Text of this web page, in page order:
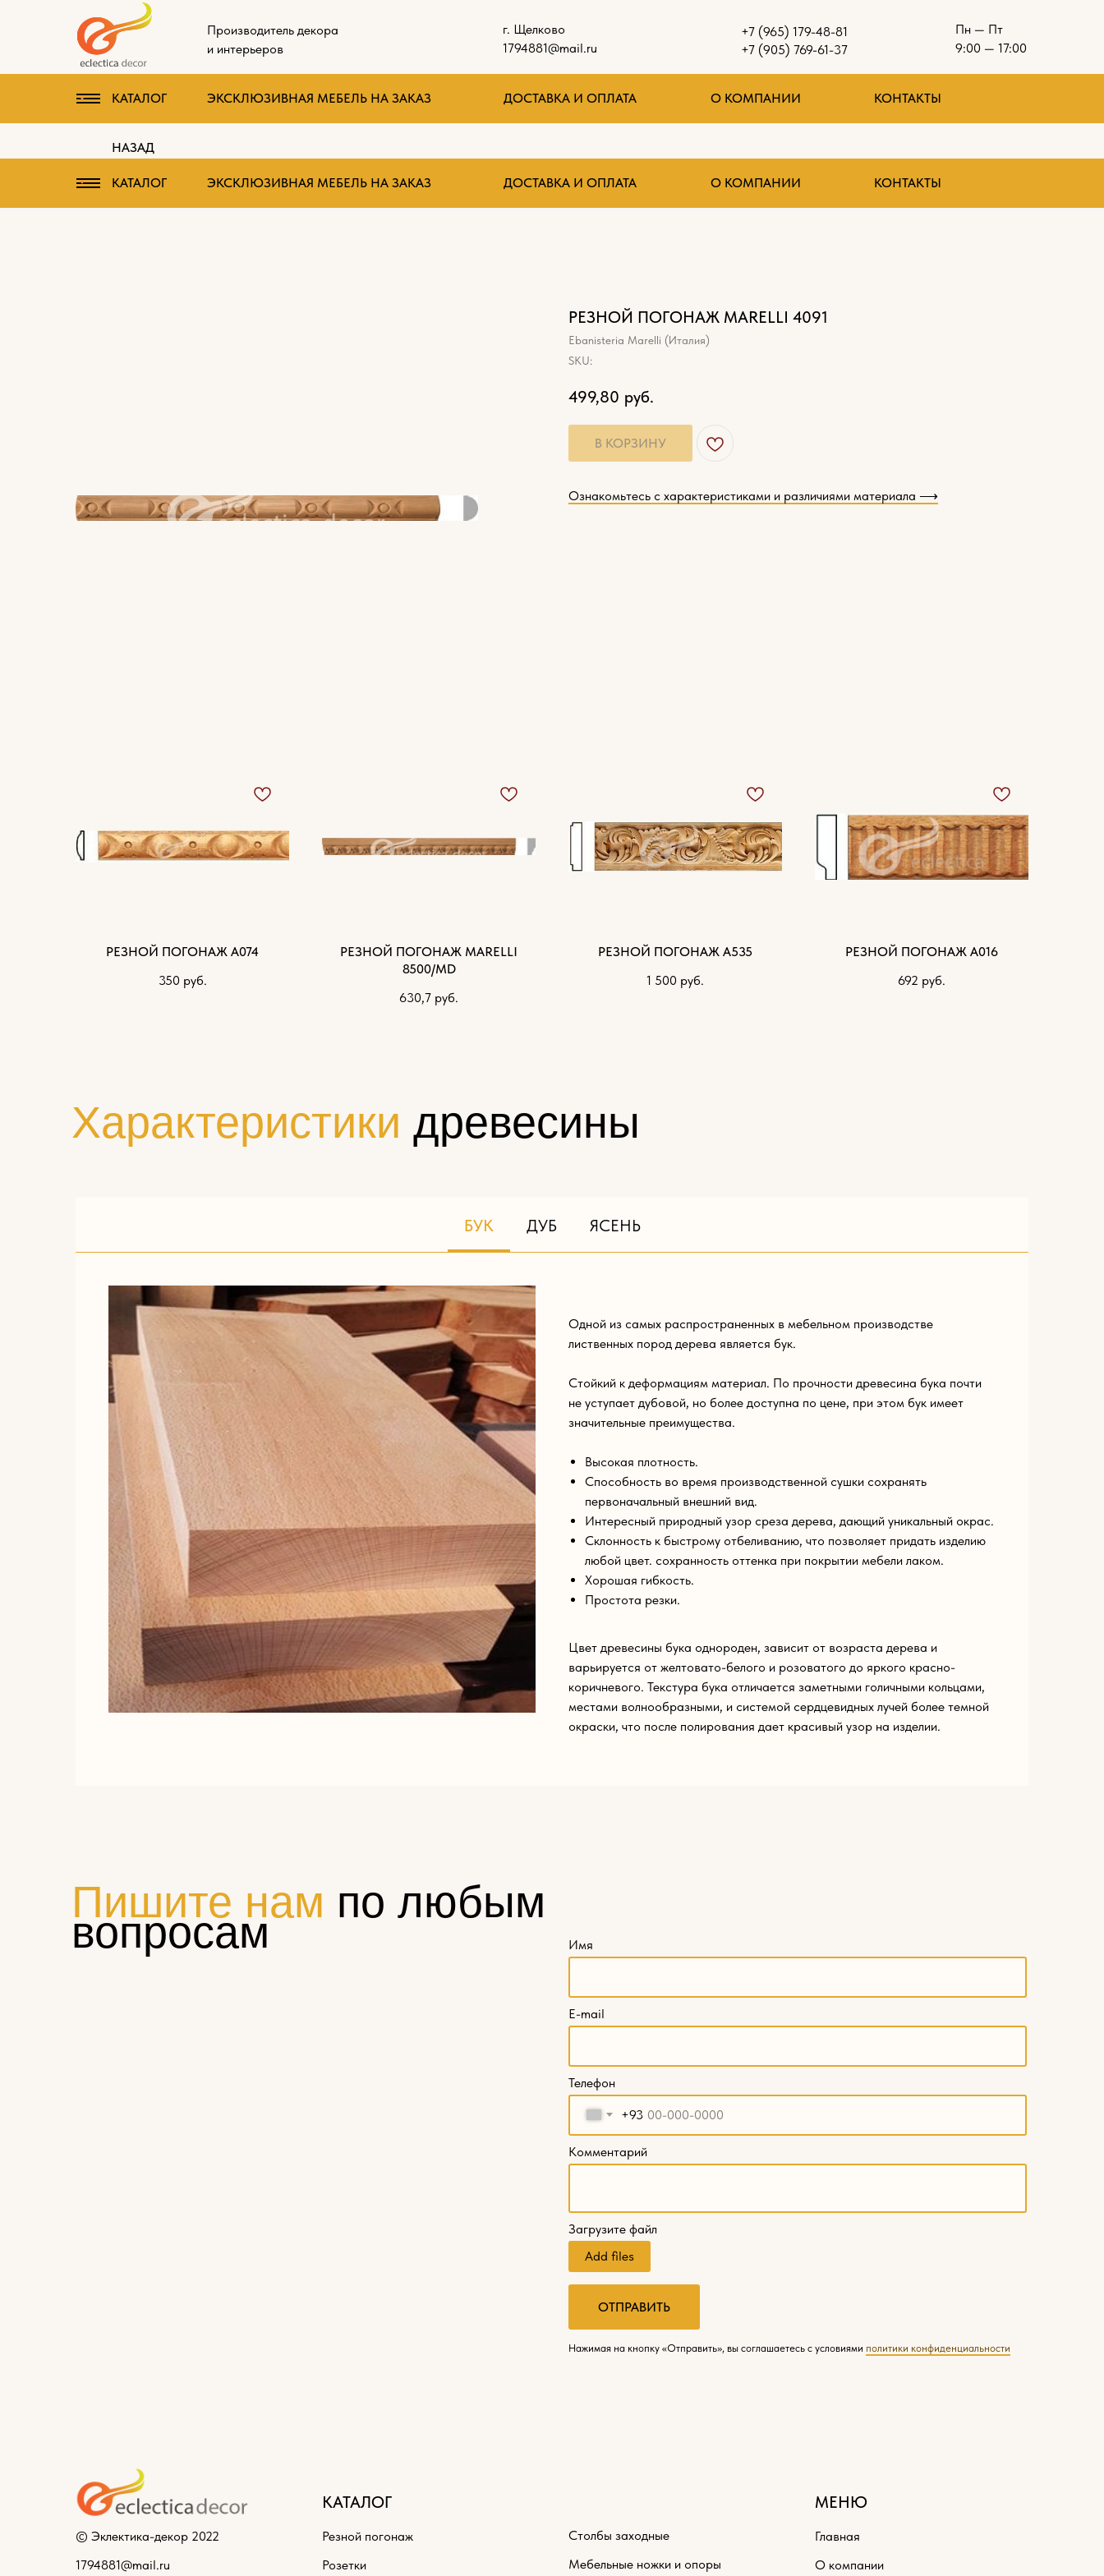
Производитель декора
и интерьеров
КАТАЛОГ ЭКСКЛЮЗИВНАЯ МЕБЕЛЬ НА ЗАКАЗ ДОСТАВКА И ОПЛАТА О КОМПАНИИ КОНТАКТЫ
г. Щелково
Пн — Пт
9:00 — 17:00
НАЗАД
1794881@mail.ru +7 (905) 769-61-37
+7 (965) 179-48-81
КАТАЛОГ ЭКСКЛЮЗИВНАЯ МЕБЕЛЬ НА ЗАКАЗ ДОСТАВКА И ОПЛАТА О КОМПАНИИ КОНТАКТЫ
РЕЗНОЙ ПОГОНАЖ MARELLI 4091
Ebanisteria Marelli (Италия)
SKU:
499,80 руб.
В КОРЗИНУ
Ознакомьтесь с характеристиками и различиями материала ⟶
РЕЗНОЙ ПОГОНАЖ А074
350 руб.
РЕЗНОЙ ПОГОНАЖ MARELLI
8500/MD
630,7 руб.
РЕЗНОЙ ПОГОНАЖ А535
1 500 руб.
РЕЗНОЙ ПОГОНАЖ А016
692 руб.
Характеристики древесины
БУК ДУБ ЯСЕНЬ
Одной из самых распространенных в мебельном производстве
лиственных пород дерева является бук.
Стойкий к деформациям материал. По прочности древесина бука почти
не уступает дубовой, но более доступна по цене, при этом бук имеет
значительные преимущества.
Высокая плотность.
Способность во время производственной сушки сохранять
первоначальный внешний вид.
Интересный природный узор среза дерева, дающий уникальный окрас.
Склонность к быстрому отбеливанию, что позволяет придать изделию
любой цвет. сохранность оттенка при покрытии мебели лаком.
Хорошая гибкость.
Простота резки.
Цвет древесины бука однороден, зависит от возраста дерева и
варьируется от желтовато-белого и розоватого до яркого красно-
коричневого. Текстура бука отличается заметными голичными кольцами,
местами волнообразными, и системой сердцевидных лучей более темной
окраски, что после полирования дает красивый узор на изделии.
Пишите нам по любым
вопросам Имя
E-mail
Телефон
+93
Комментарий
Загрузите файл
Add files
ОТПРАВИТЬ
Нажимая на кнопку «Отправить», вы соглашаетесь с условиями политики конфиденциальности
© Эклектика-декор 2022
Главная
О компании
Мебельные ножки и опоры
Розетки
Столбы заходные
Резной погонаж
1794881@mail.ru
МЕНЮ
КАТАЛОГ